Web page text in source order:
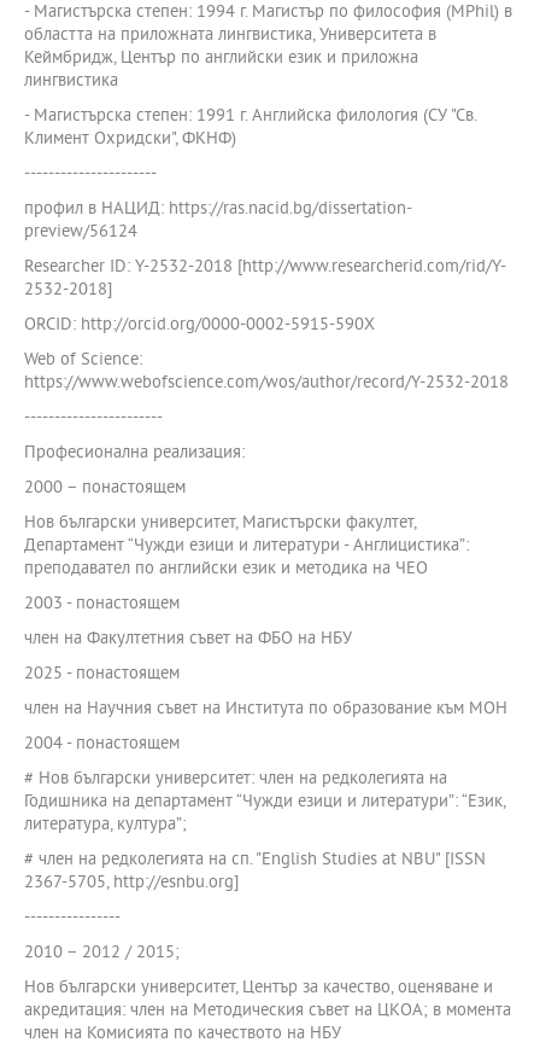
- Магистърска степен: 1994 г. Магистър по философия (MPhil) в
областта на приложната лингвистика, Университета в
Кеймбридж, Център по английски език и приложна
лингвистика
- Магистърска степен: 1991 г. Английска филология (СУ "Св.
Климент Охридски", ФКНФ)
----------------------
профил в НАЦИД: https://ras.nacid.bg/dissertation-
preview/56124
Researcher ID: Y-2532-2018 [http://www.researcherid.com/rid/Y-
2532-2018]
ORCID: http://orcid.org/0000-0002-5915-590X
Web of Science:
https://www.webofscience.com/wos/author/record/Y-2532-2018
-----------------------
Професионална реализация:
2000 – понастоящем
Нов български университет, Магистърски факултет,
Департамент “Чужди езици и литератури - Англицистика”:
преподавател по английски език и методика на ЧЕО
2003 - понастоящем
член на Факултетния съвет на ФБО на НБУ
2025 - понастоящем
член на Научния съвет на Института по образование към МОН
2004 - понастоящем
# Нов български университет: член на редколегията на
Годишника на департамент “Чужди езици и литератури”: “Език,
литература, култура”;
# член на редколегията на сп. "English Studies at NBU" [ISSN
2367-5705, http://esnbu.org]
----------------
2010 – 2012 / 2015;
Нов български университет, Център за качество, оценяване и
акредитация: член на Методическия съвет на ЦКОА; в момента
член на Комисията по качеството на НБУ